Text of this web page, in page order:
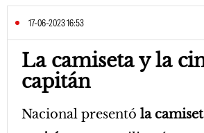
17-06-2023 16:53
La camiseta y la
capitán
Nacional presentó la